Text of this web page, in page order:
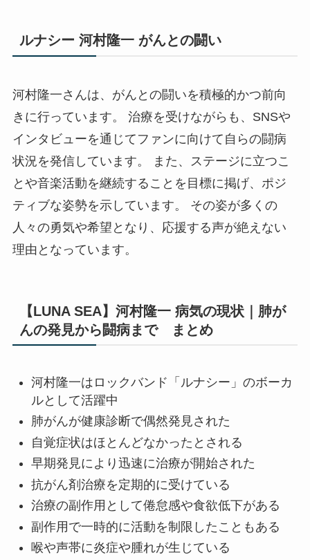
ルナシー 河村隆一 がんとの闘い
河村隆一さんは、がんとの闘いを積極的かつ前向
きに行っています。 治療を受けながらも、SNSや
インタビューを通じてファンに向けて自らの闘病
状況を発信しています。 また、ステージに立つこ
とや音楽活動を継続することを目標に掲げ、ポジ
ティブな姿勢を示しています。 その姿が多くの
人々の勇気や希望となり、応援する声が絶えない
理由となっています。
【LUNA SEA】河村隆一 病気の現状｜肺が
んの発見から闘病まで まとめ
河村隆一はロックバンド「ルナシー」のボーカ
ルとして活躍中
肺がんが健康診断で偶然発見された
自覚症状はほとんどなかったとされる
早期発見により迅速に治療が開始された
抗がん剤治療を定期的に受けている
治療の副作用として倦怠感や食欲低下がある
副作用で一時的に活動を制限したこともある
喉や声帯に炎症や腫れが生じている